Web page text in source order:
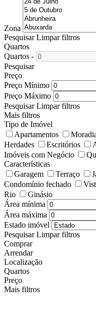
Zona
Pesquisar Limpar filtros
Quartos
Quartos -
Pesquisar
Preço
Preço Mínimo
Preço Máximo
Pesquisar Limpar filtros
Mais filtros
Tipo de Imóvel
Apartamentos
Herdades
Escritórios
Imóveis com Negócio
Características
Garagem
Terraço
Condomínio fechado
Rio
Ginásio
Área mínima
Área máxima
Estado imóvel
Pesquisar Limpar filtros
Comprar
Arrendar
Localização
Quartos
Preço
Mais filtros